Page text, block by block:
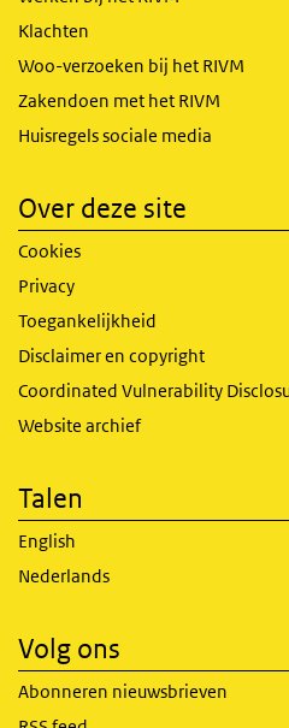
Klachten
Woo-verzoeken bij het RIVM
Zakendoen met het RIVM
Huisregels sociale media
Over deze site
Cookies
Privacy
Toegankelijkheid
Disclaimer en copyright
Coordinated Vulnerability
Website archief
Talen
English
Nederlands
Volg ons
Abonneren nieuwsbrieven